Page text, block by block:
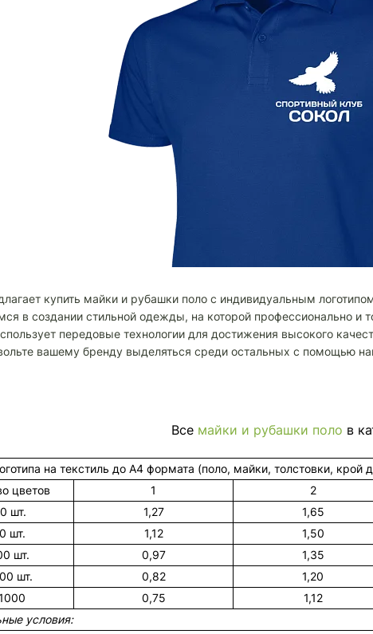
купить майки и рубашки поло с индивидуальным
в создании стильной одежды, на которой профессионально и
передовые технологии для достижения высокого
вашему бренду выделяться среди остальных с помощью
Все майки и рубашки поло в
на текстиль до А4 формата (поло, майки, толстовки, крой
цветов
1 2
шт.
1,27 1,65
шт.
1,12 1,50
шт.
0,97 1,35
шт.
0,82 1,20
0,75 1,12
условия: